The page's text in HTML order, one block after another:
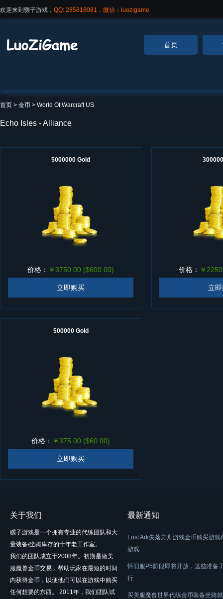
欢迎来到骡子游戏， QQ: 285818081，微信：luozigame
首页
首页 > 金币 > World Of Warcraft US
Echo Isles - Alliance
5000000 Gold
价格： ￥3750.00 ($600.00)
立即购买
价格： ￥
立
500000 Gold
价格： ￥375.00 ($60.00)
立即购买
关于我们
骡子游戏是一个拥有专业的代练团队和大
量装备/坐骑库存的十年老工作室。
我们的团队成立于2008年。初期是做美
服魔兽金币交易，帮助玩家在最短的时间
内获得金币，以便他们可以在游戏中购买
任何想要的东西。 2011年，我们团队试
最新通知
Lost Ark失落方舟游戏金币购买游戏
游戏
怀旧服P5阶段即将开放，这些准备
行
买美服魔兽世界代练金币装备坐骑